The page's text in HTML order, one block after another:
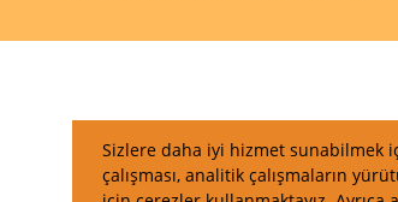
Sizlere daha iyi hizmet sunabilmek
çalışması, analitik çalışmaların